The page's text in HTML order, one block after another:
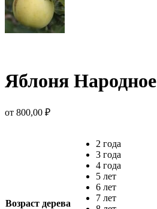
Яблоня Народное
от 800,00 ₽
Возраст дерева
2 года
3 года
4 года
5 лет
6 лет
7 лет